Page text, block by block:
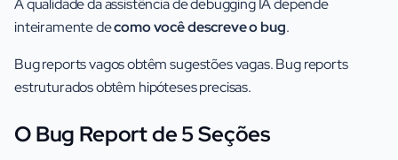
A qualidade da assistência de debugging IA depende
inteiramente decomo você descreve o bug.
Bug reports vagos obtêm sugestões vagas. Bug reports
estruturados obtêm hipóteses precisas.
O Bug Report de 5 Seções